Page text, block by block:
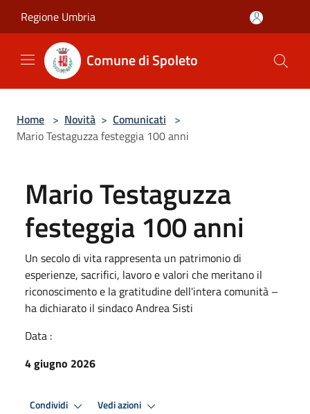
Regione Umbria
Comune di Spoleto
Home > Novità > Comunicati >
Mario Testaguzza festeggia 100 anni
Mario Testaguzza
festeggia 100 anni
Un secolo di vita rappresenta un patrimonio di
esperienze, sacrifici, lavoro e valori che meritano il
riconoscimento e la gratitudine dell'intera comunità –
ha dichiarato il sindaco Andrea Sisti
Data :
4 giugno 2026
Condividi Vedi azioni